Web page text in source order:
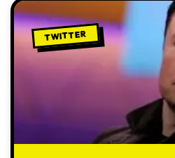
TWITTER